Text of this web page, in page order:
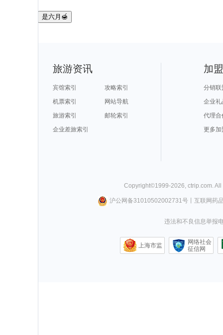
是六月🍯
旅游资讯
宾馆索引
攻略索引
机票索引
网站导航
旅游索引
邮轮索引
企业差旅索引
加
分销联
企业礼
代理合
更多加
Copyright©1999-2026 ctrip.com .
沪公网备31010502002731号丨 互联网药
违法和不良信息举报
上海市监
网络社会
征信网